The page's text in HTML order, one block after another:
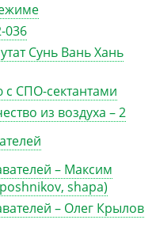
036
Сунь Вань Хань
СПО-сектантами
из воздуха – 2
– Максим
shapa)
– Олег Крылов